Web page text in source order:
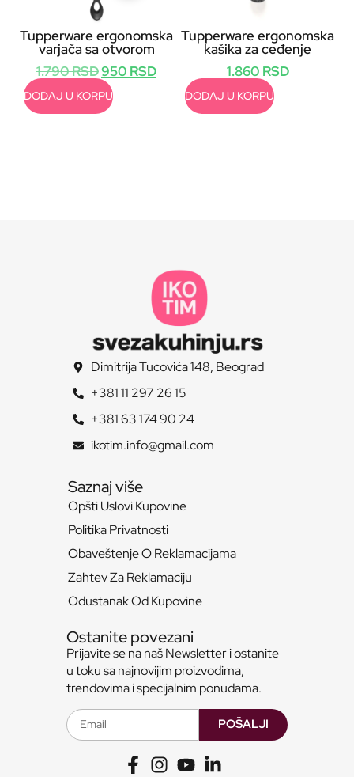
Tupperware ergonomska
varjača sa otvorom
1.790RSD950 RSD
DODAJ U KORPU
Tupperware ergonomska
kašika za ceđenje
1.860 RSD
DODAJ U KORPU
Dimitrija Tucovića 148, Beograd
+381 11 297 26 15
+381 63 174 90 24
ikotim.info@gmail.com
Saznaj više
Opšti Uslovi Kupovine
Politika Privatnosti
Obaveštenje O Reklamacijama
Zahtev Za Reklamaciju
Odustanak Od Kupovine
Ostanite povezani
Prijavite se na naš Newsletter i ostanite
u toku sa najnovijim proizvodima,
trendovima i specijalnim ponudama.
POŠALJI